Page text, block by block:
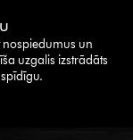
un
uzgalis izstrādāts